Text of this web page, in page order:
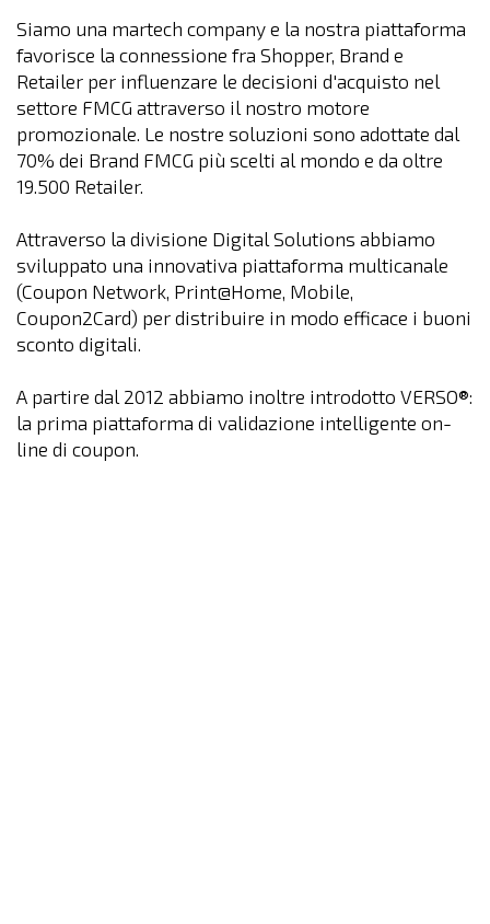
Siamo una martech company e la nostra piattaforma
favorisce la connessione fra Shopper, Brand e
Retailer per influenzare le decisioni d'acquisto nel
settore FMCG attraverso il nostro motore
promozionale. Le nostre soluzioni sono adottate dal
70% dei Brand FMCG più scelti al mondo e da oltre
19.500 Retailer.
Attraverso la divisione Digital Solutions abbiamo
sviluppato una innovativa piattaforma multicanale
(Coupon Network, Print@Home, Mobile,
Coupon2Card) per distribuire in modo efficace i buoni
sconto digitali.
A partire dal 2012 abbiamo inoltre introdotto VERSO®:
la prima piattaforma di validazione intelligente on-
line di coupon.